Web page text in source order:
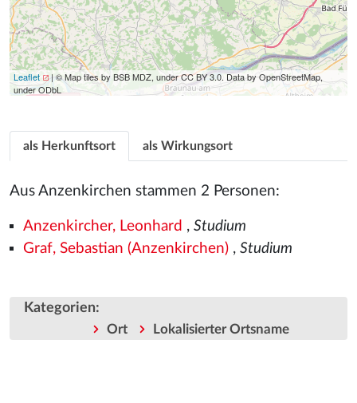
Leaflet
| © Map tiles by BSB MDZ, under CC BY 3.0. Data by OpenStreetMap,
under ODbL
als Herkunftsort als Wirkungsort
Aus Anzenkirchen stammen 2 Personen:
Anzenkircher, Leonhard , Studium
Graf, Sebastian (Anzenkirchen), Studium
Kategorien:
Ort Lokalisierter Ortsname